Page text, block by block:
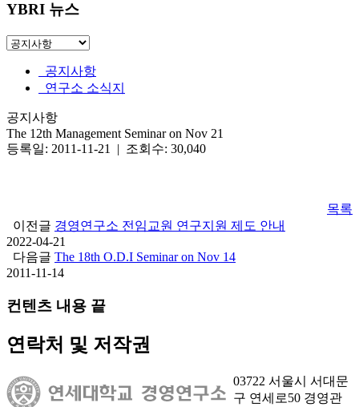
YBRI 뉴스
공지사항
연구소 소식지
공지사항
The 12th Management Seminar on Nov 21
등록일: 2011-11-21 | 조회수: 30,040
목록
이전글 경영연구소 전임교원 연구지원 제도 안내
2022-04-21
다음글 The 18th O.D.I Seminar on Nov 14
2011-11-14
컨텐츠 내용 끝
연락처 및 저작권
03722 서울시 서대문
구 연세로50 경영관